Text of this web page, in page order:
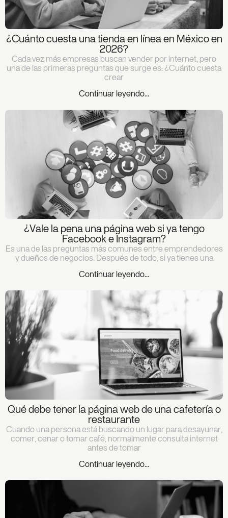
¿Cuánto cuesta una tienda en línea en México en
2026?
Cada vez más empresas buscan vender por internet, pero
una de las primeras preguntas que surge es: ¿Cuánto cuesta
crear
Continuar leyendo...
¿Vale la pena una página web si ya tengo
Facebook e Instagram?
Es una de las preguntas más comunes entre emprendedores
y dueños de negocios. Después de todo, si ya tienes una
Continuar leyendo...
Qué debe tener la página web de una cafetería o
restaurante
Cuando una persona está buscando un lugar para desayunar,
comer, cenar o tomar café, normalmente consulta internet
antes de tomar
Continuar leyendo...